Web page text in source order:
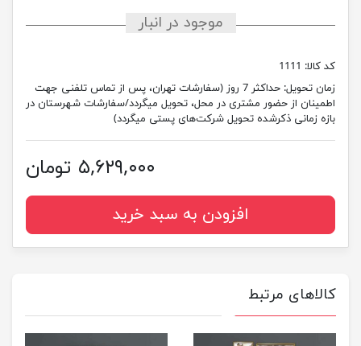
موجود در انبار
کد کالا: 1111
زمان تحویل:
حداکثر 7 روز (سفارشات تهران، پس از تماس تلفنی جهت
اطمینان از حضور مشتری در محل، تحویل میگردد/سفارشات شهرستان در
بازه زمانی ذکرشده تحویل شرکت‌های پستی میگردد)
۵,۶۲۹,۰۰۰ تومان
افزودن به سبد خرید
کالاهای مرتبط